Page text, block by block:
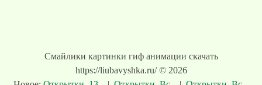
Смайлики картинки гиф анимации скачать
https://liubavyshka.ru/ © 2026